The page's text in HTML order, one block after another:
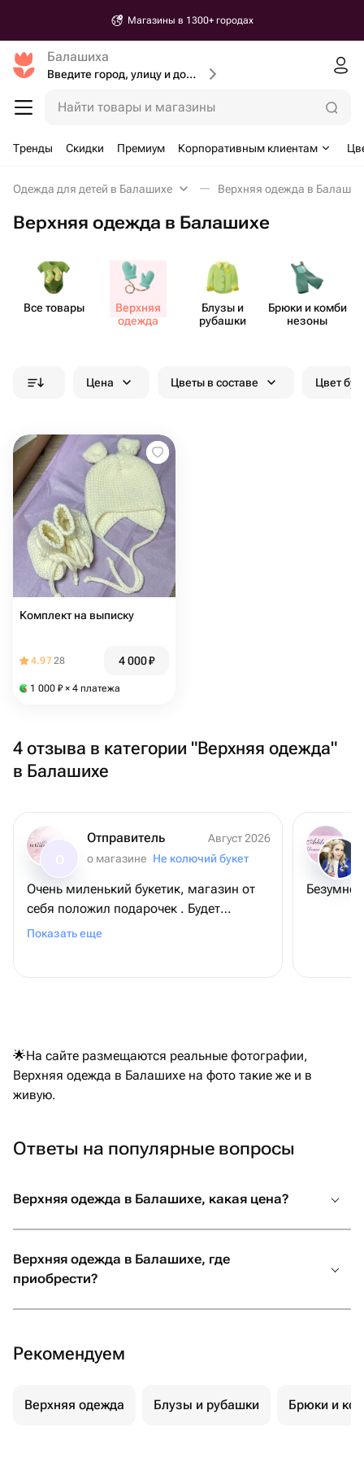
Магазины в 1300+ городах
Балашиха
Введите город, улицу и дом доставки
Найти товары и магазины
Тренды Скидки Премиум Корпоративным клиентам
Одежда для детей в Балашихе Верхняя одежда в
Верхняя одежда в Балашихе
Все товары
Верхняя
одежда
Блузы и
рубашки
Брюки и комби​
незоны
Цена Цветы в составе Цвет
Комплект на выписку
4.9728 4 000₽
1 000 ₽ × 4 платежа
4 отзыва в категории "Верхняя одежда"
в Балашихе
Отправитель
Август 2026
о магазине Не колючий букет
Очень миленький букетик, магазин от
себя положил подарочек . Будет
дополнение к букету. 😊😊😊
Показать еще
Безумно
🌟На сайте размещаются реальные фотографии,
Верхняя одежда в Балашихе на фото такие же и в
живую.
Ответы на популярные вопросы
Верхняя одежда в Балашихе, какая цена?
Верхняя одежда в Балашихе, где
приобрести?
Рекомендуем
Верхняя одежда Блузы и рубашки Брюки и